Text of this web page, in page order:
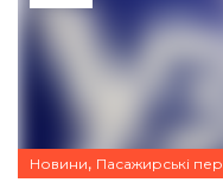
Новини, Пасажирські